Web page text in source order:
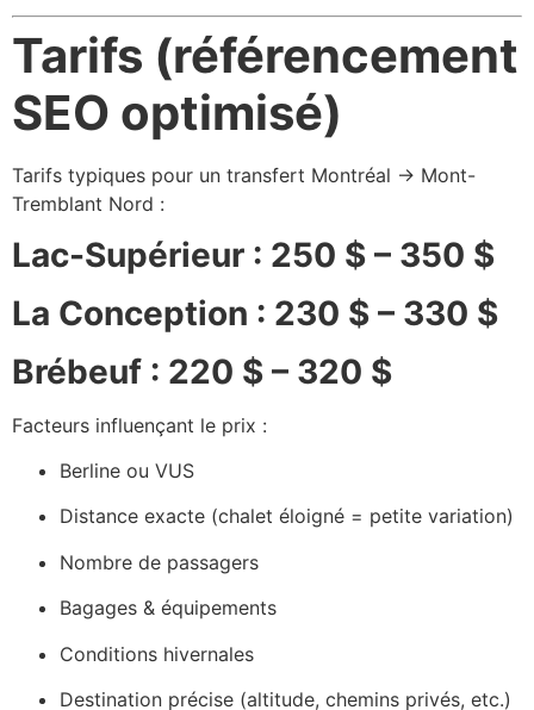
Tarifs (référencement
SEO optimisé)
Tarifs typiques pour un transfert Montréal → Mont-
Tremblant Nord :
Lac-Supérieur : 250 $ – 350 $
La Conception : 230 $ – 330 $
Brébeuf : 220 $ – 320 $
Facteurs influençant le prix :
Berline ou VUS
Distance exacte (chalet éloigné = petite variation)
Nombre de passagers
Bagages & équipements
Conditions hivernales
Destination précise (altitude, chemins privés, etc.)